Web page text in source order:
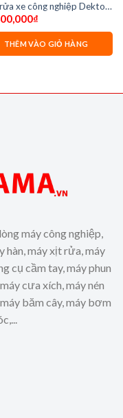
xe công nghiệp Dekton
điện 3 pha
₫
THÊM VÀO GIỎ HÀNG
máy công nghiệp,
hàn, máy xịt rửa, máy
cụ cầm tay, máy phun
cưa xích, máy nén
băm cây, máy bơm